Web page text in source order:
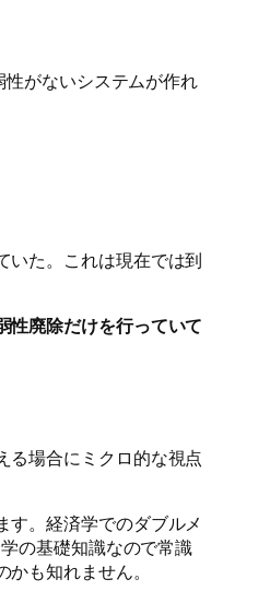
がないシステムが作れ
いた。これは現在では到
性廃除だけを行っていて
る場合にミクロ的な視点
。経済学でのダブルメ
の基礎知識なので常識
も知れません。